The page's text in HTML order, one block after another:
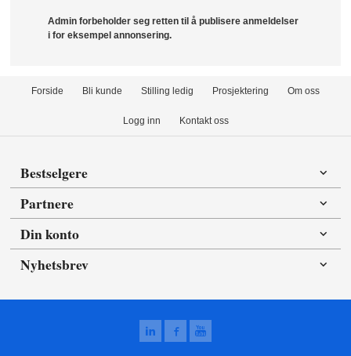
Admin forbeholder seg retten til å publisere anmeldelser
i for eksempel annonsering.
Forside Bli kunde Stilling ledig Prosjektering Om oss
Logg inn Kontakt oss
Bestselgere
Partnere
Din konto
Nyhetsbrev